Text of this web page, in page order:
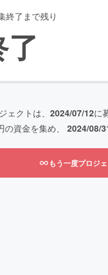
終了まで残り
ェクトは、 2024/07/12に
の資金を集め、 2024/08/
もう一度プロジ